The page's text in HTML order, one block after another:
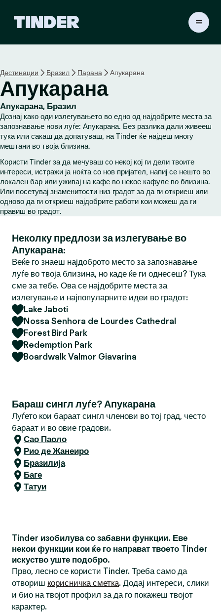
r
H
o
e
Дестинации Бразил Парана Апукарана
Апукарана
Апукарана, Бразил
Дознај како оди излегувањето во едно од најдобрите места за
запознавање нови луѓе: Апукарана. Без разлика дали живееш
тука или сакаш да допатуваш, на Tinder ќе најдеш многу
мештани во твоја близина.
Користи Tinder за да мечуваш со некој кој ги дели твоите
интереси, истражи ја ноќта со нов пријател, напиј се нешто во
локален бар или уживај на кафе во некое кафуле во близина.
Или посетувај знаменитости низ градот за да ги откриеш или
одново да ги откриеш најдобрите работи кои можеш да ги
правиш во градот.
Неколку предлози за излегување во
Апукарана:
Веќе го знаеш најдоброто место за запознавање
луѓе во твоја близина, но каде ќе ги однесеш? Тука
сме за тебе. Ова се најдобрите места за
излегување и најпопуларните идеи во градот:
Lake Jaboti
Nossa Senhora de Lourdes Cathedral
Forest Bird Park
Redemption Park
Boardwalk Valmor Giavarina
Бараш сингл луѓе? Апукарана
Луѓето кои бараат сингл членови во тој град, често
бараат и во овие градови.
Сао Паоло
Рио де Жанеиро
Бразилија
Баге
Татуи
Tinder изобилува со забавни функции. Еве
некои функции кои ќе го направат твоето Tinder
искуство уште подобро.
Прво, лесно се користи Tinder. Треба само да
отвориш корисничка сметка. Додај интереси, слики
и био на твојот профил за да го покажеш твојот
карактер.